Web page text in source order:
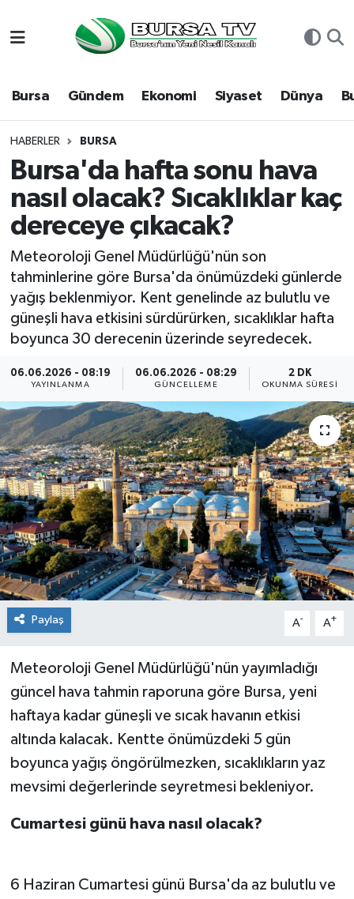
Bursa Gündem Ekonomi Siyaset Dünya
HABERLER BURSA
Bursa'da hafta sonu hava
nasıl olacak? Sıcaklıklar kaç
dereceye çıkacak?
Meteoroloji Genel Müdürlüğü'nün son
tahminlerine göre Bursa'da önümüzdeki günlerde
yağış beklenmiyor. Kent genelinde az bulutlu ve
güneşli hava etkisini sürdürürken, sıcaklıklar hafta
boyunca 30 derecenin üzerinde seyredecek.
06.06.2026 - 08:19
YAYINLANMA
06.06.2026 - 08:29
GÜNCELLEME
2 DK
OKUNMA SÜRESI
Paylaş A- A+
Meteoroloji Genel Müdürlüğü'nün yayımladığı
güncel hava tahmin raporuna göre Bursa, yeni
haftaya kadar güneşli ve sıcak havanın etkisi
altında kalacak. Kentte önümüzdeki 5 gün
boyunca yağış öngörülmezken, sıcaklıkların yaz
mevsimi değerlerinde seyretmesi bekleniyor.
Cumartesi günü hava nasıl olacak?
6 Haziran Cumartesi günü Bursa'da az bulutlu ve
Bursa
Dünya
Eğitim
Ekonomi
Genel
Gündem
Magazin
Sağlık
Siyaset
Spor
Teknoloji
Türkiye
Hava Durumu
Namaz Vakitleri
Trafik Durumu
Süper Lig Puan Durumu ve Fikstür
Tüm Manşetler
Son Dakika Haberleri
Haber Arşivi